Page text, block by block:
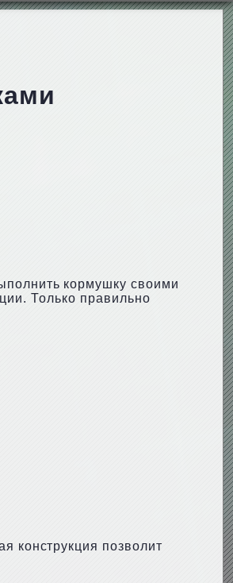
кормушку своими
Только правильно
конструкция позволит